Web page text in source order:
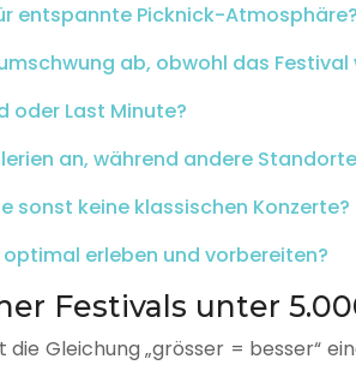
entspannte Picknick-Atmosphäre?
ab, obwohl das
oder Last Minute?
an, während andere
sonst keine klassischen Konzerte?
erleben und vorbereiten?
Festivals unter
Gleichung „grösser = besser“